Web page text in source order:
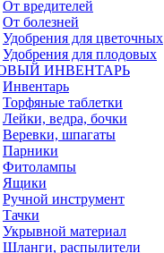
От вредителей
От болезней
Удобрения для цветочных
Удобрения для плодовых
ИНВЕНТАРЬ
Инвентарь
Торфяные таблетки
Лейки, ведра, бочки
Веревки, шпагаты
Парники
Фитолампы
Ящики
Ручной инструмент
Тачки
Укрывной материал
Шланги, распылители